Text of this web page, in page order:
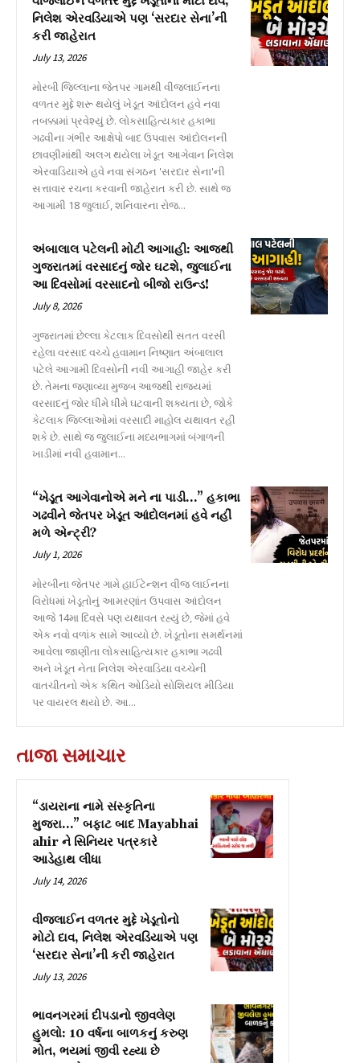
નિલેશ એરવડિયાએ પણ ‘સરદાર સેના’ની
કરી જાહેરાત
July 13, 2026
મોરબી જિલ્લાના જેતપર ગામથી વીજલાઈનના
વળતર મુદ્દે શરૂ થયેલું ખેડૂત આંદોલન હવે નવા
તબક્કામાં પ્રવેશ્યું છે. લોકસાહિત્યકાર હકાભા
ગઢવીના ગંભીર આક્ષેપો બાદ ઉપવાસ આંદોલનની
છાવણીમાંથી અલગ થયેલા ખેડૂત આગેવાન નિલેશ
એરવાડિયાએ હવે નવા સંગઠન 'સરદાર સેના'ની
સત્તાવાર રચના કરવાની જાહેરાત કરી છે. સાથે જ
આગામી 18 જુલાઈ, શનિવારના રોજ...
અંબાલાલ પટેલની મોટી આગાહી: આજથી
ગુજરાતમાં વરસાદનું જોર ઘટશે, જુલાઈના
આ દિવસોમાં વરસાદનો બીજો રાઉન્ડ!
July 8, 2026
ગુજરાતમાં છેલ્લા કેટલાક દિવસોથી સતત વરસી
રહેલા વરસાદ વચ્ચે હવામાન નિષ્ણાત અંબાલાલ
પટેલે આગામી દિવસોની નવી આગાહી જાહેર કરી
છે. તેમના જણાવ્યા મુજબ આજથી રાજ્યમાં
વરસાદનું જોર ધીમે ધીમે ઘટવાની શક્યતા છે, જોકે
કેટલાક જિલ્લાઓમાં વરસાદી માહોલ યથાવત રહી
શકે છે. સાથે જ જુલાઈના મધ્યભાગમાં બંગાળની
ખાડીમાં નવી હવામાન...
“ખેડૂત આગેવાનોએ મને ના પાડી…” હકાભા
ગઢવીને જેતપર ખેડૂત આંદોલનમાં હવે નહીં
મળે એન્ટ્રી?
July 1, 2026
મોરબીના જેતપર ગામે હાઈટેન્શન વીજ લાઈનના
વિરોધમાં ખેડૂતોનું આમરણાંત ઉપવાસ આંદોલન
આજે 14મા દિવસે પણ યથાવત રહ્યું છે, જેમાં હવે
એક નવો વળાંક સામે આવ્યો છે. ખેડૂતોના સમર્થનમાં
આવેલા જાણીતા લોકસાહિત્યકાર હકાભા ગઢવી
અને ખેડૂત નેતા નિલેશ એરવાડિયા વચ્ચેની
વાતચીતનો એક કથિત ઓડિયો સોશિયલ મીડિયા
પર વાયરલ થયો છે. આ...
તાજા સમાચાર
“ડાયરાના નામે સંસ્કૃતિના
મુજરા…” બફાટ બાદ Mayabhai
ahir ને સિનિયર પત્રકારે
આડેહાથ લીધા
July 14, 2026
વીજલાઈન વળતર મુદ્દે ખેડૂતોનો
મોટો દાવ, નિલેશ એરવડિયાએ પણ
‘સરદાર સેના’ની કરી જાહેરાત
July 13, 2026
ભાવનગરમાં દીપડાનો જીવલેણ
હુમલો: 10 વર્ષના બાળકનું કરુણ
મોત, ભયમાં જીવી રહ્યા છે